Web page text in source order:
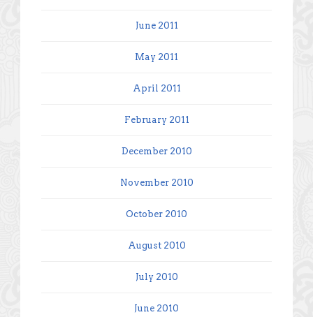
June 2011
May 2011
April 2011
February 2011
December 2010
November 2010
October 2010
August 2010
July 2010
June 2010